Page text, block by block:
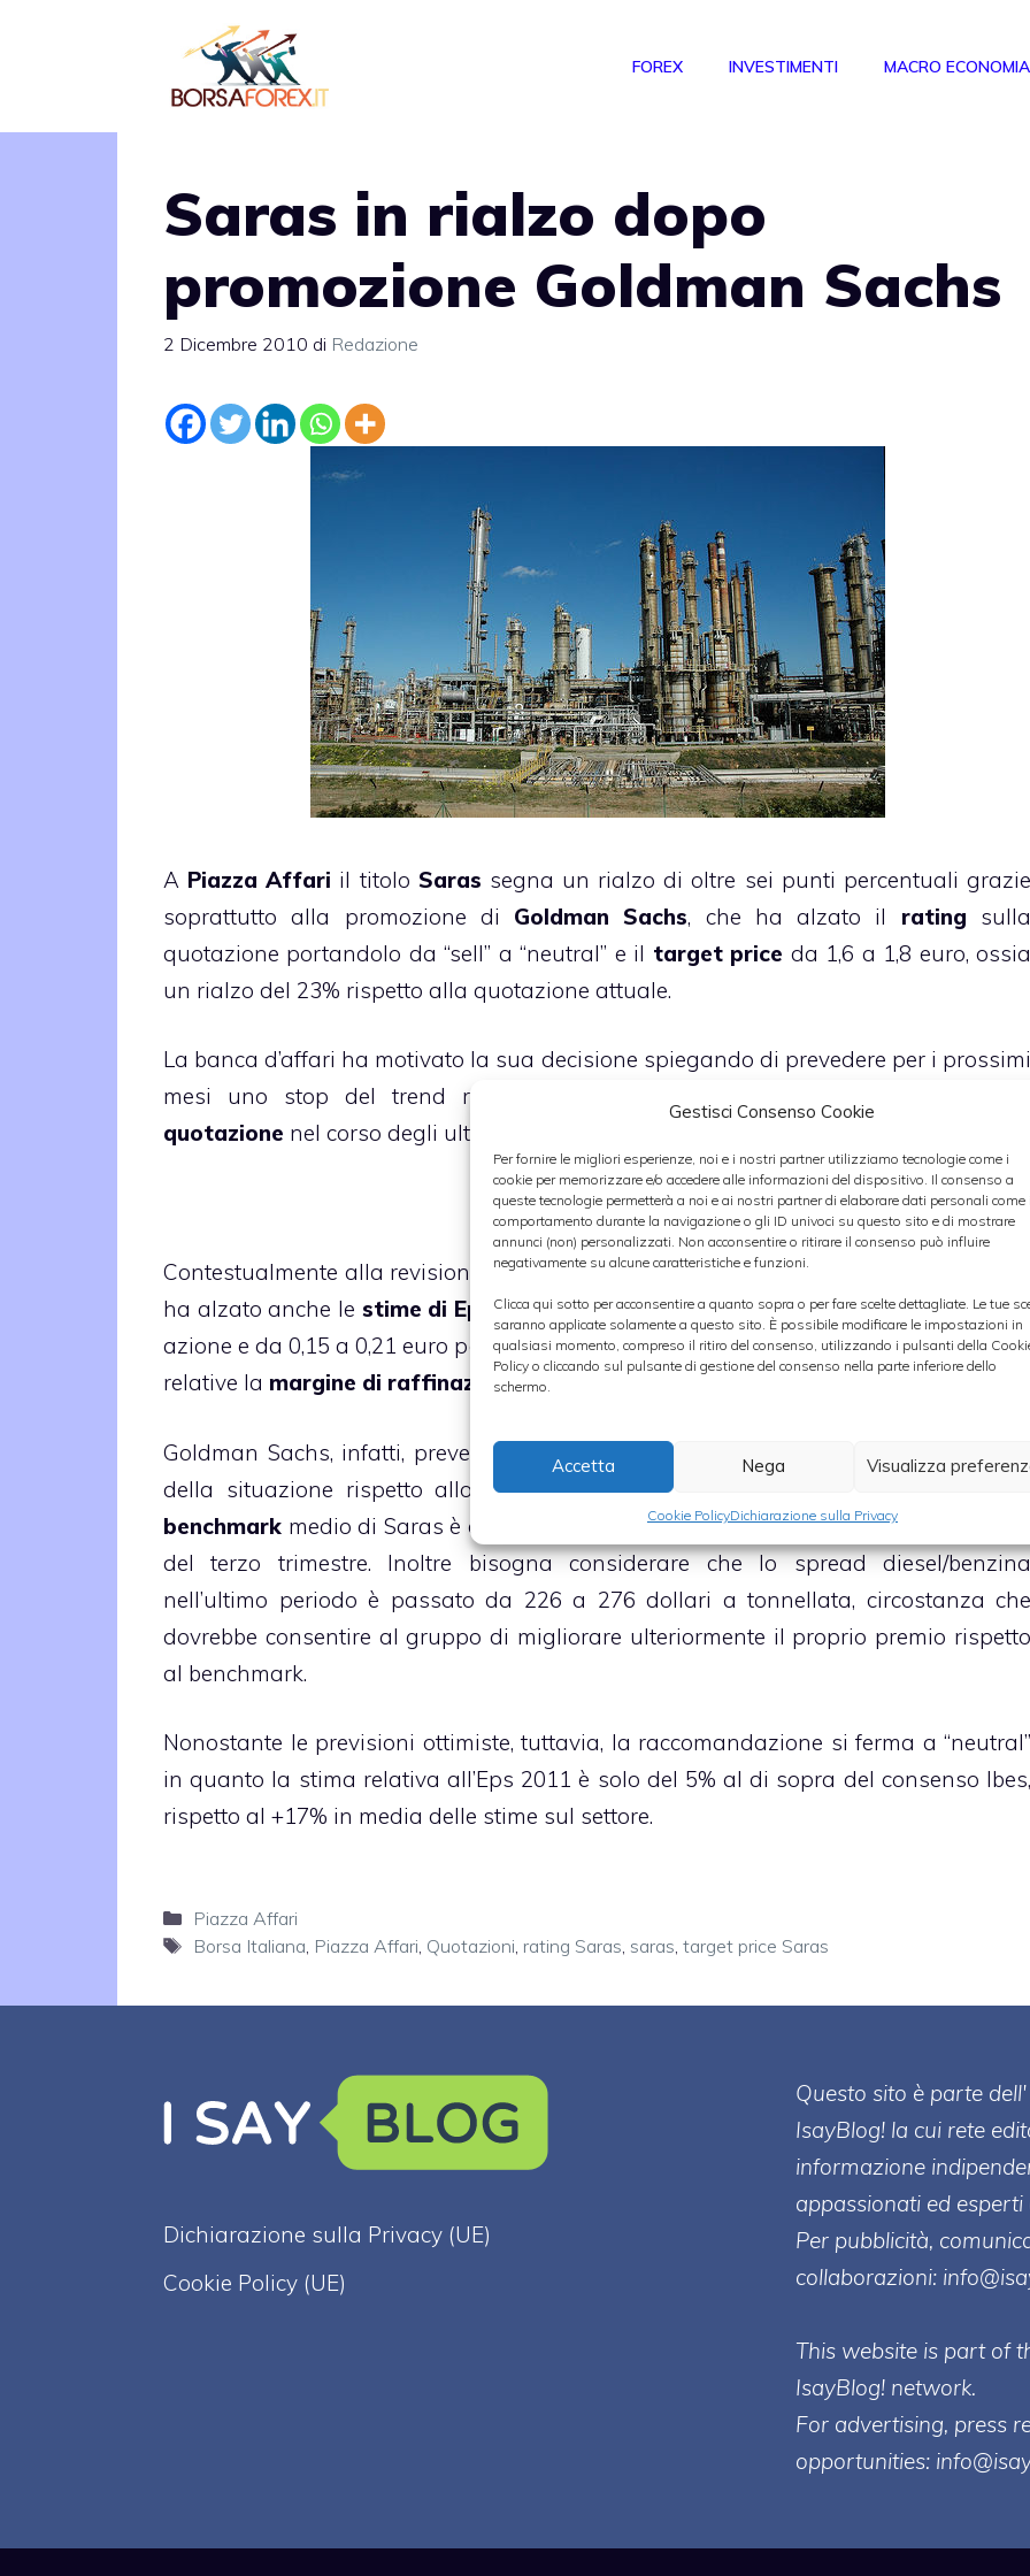
Gestisci Consenso Cookie
Per fornire le migliori esperienze, noi e i nostri partner utilizziamo tecnologie come i
cookie per memorizzare e/o accedere alle informazioni del dispositivo. Il consenso a
queste tecnologie permetterà a noi e ai nostri partner di elaborare dati personali come
comportamento durante la navigazione o gli ID univoci su questo sito e di mostrare
annunci (non) personalizzati. Non acconsentire o ritirare il consenso può influire
negativamente su alcune caratteristiche e funzioni.
Clicca qui sotto per acconsentire a quanto sopra o per fare scelte dettagliate. Le tue
saranno applicate solamente a questo sito. È possibile modificare le impostazioni in
qualsiasi momento, compreso il ritiro del consenso, utilizzando i pulsanti della
Policy o cliccando sul pulsante di gestione del consenso nella parte inferiore dello
schermo.
Accetta Nega Visualizza
Cookie PolicyDichiarazione sulla Privacy
FOREX INVESTIMENTI MACRO ECONOMIA
Saras in rialzo dopo
promozione Goldman Sachs
2 Dicembre 2010 di Redazione
A Piazza Affari il titolo Saras segna un rialzo di oltre sei punti percentuali grazie
soprattutto alla promozione di Goldman Sachs, che ha alzato il rating sulla
quotazione portandolo da “sell” a “neutral” e il target price da 1,6 a 1,8 euro, ossia
un rialzo del 23% rispetto alla quotazione attuale.
La banca d’affari ha motivato la sua decisione spiegando di prevedere per i prossimi
mesi uno stop del trend ribassista che ha caratterizzato l’
quotazione nel corso degli ultimi mesi.
Contestualmente alla revisione al rialzo del rating e del target price la banca d’affari
ha alzato anche le stime di Eps 2011 e 2012 rispettivamente da 0,12 a 0,13 euro per
azione e da 0,15 a 0,21 euro per azione, soprattutto alla luce delle previsioni ottimiste
relative la margine di raffinazione.
Goldman Sachs, infatti, prevede per il quarto trimestre dell’anno un miglioramento
della situazione rispetto allo scorso trimestre. Da settembre, infatti, l’
benchmark medio di Saras è di circa 1 dollaro al barile, contro gli 0,2 dollari al barile
del terzo trimestre. Inoltre bisogna considerare che lo spread diesel/benzina
nell’ultimo periodo è passato da 226 a 276 dollari a tonnellata, circostanza che
dovrebbe consentire al gruppo di migliorare ulteriormente il proprio premio rispetto
al benchmark.
Nonostante le previsioni ottimiste, tuttavia, la raccomandazione si ferma a “neutral”
in quanto la stima relativa all’Eps 2011 è solo del 5% al di sopra del consenso Ibes,
rispetto al +17% in media delle stime sul settore.
Categorie
Piazza Affari
Tag
Borsa Italiana, Piazza Affari, Quotazioni, rating Saras, saras, target price Saras
Dichiarazione sulla Privacy (UE)
Cookie Policy (UE)
Questo sito è parte
IsayBlog! la cui rete
informazione
appassionati ed esperti
Per pubblicità,
collaborazioni:
This website is part of
IsayBlog! network.
For advertising, press
opportunities: